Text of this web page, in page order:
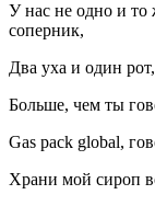
У нас не одно и то
соперник,
Два уха и один
Больше, чем ты
Gas pack global,
Храни мой сироп